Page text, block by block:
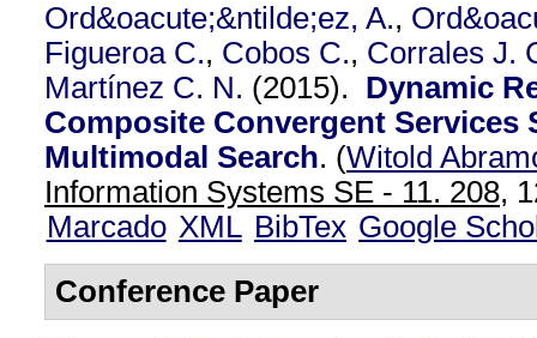
Ord&oacute;&ntilde;ez, A.,
Figueroa C., Cobos C., Corrales J.
Martínez C. N. (2015). Dynamic
Composite Convergent Services
Multimodal Search. (Witold
Information Systems SE - 11. 208,
Marcado XML BibTex Google
Conference Paper